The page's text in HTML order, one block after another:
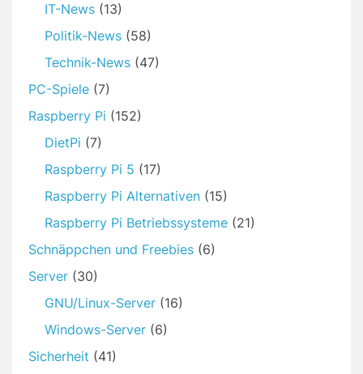
IT-News (13)
Politik-News (58)
Technik-News (47)
PC-Spiele (7)
Raspberry Pi (152)
DietPi (7)
Raspberry Pi 5 (17)
Raspberry Pi Alternativen (15)
Raspberry Pi Betriebssysteme (21)
Schnäppchen und Freebies (6)
Server (30)
GNU/Linux-Server (16)
Windows-Server (6)
Sicherheit (41)